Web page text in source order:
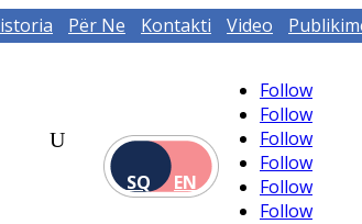
Për Ne Kontakti Video
SQ
EN
Follow
Follow
Follow
Follow
Follow
Follow